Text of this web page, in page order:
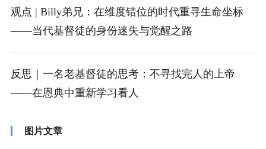
观点 | Billy弟兄：在维度错位的时代重寻生命坐标
——当代基督徒的身份迷失与觉醒之路
反思｜一名老基督徒的思考：不寻找完人的上帝
——在恩典中重新学习看人
图片文章